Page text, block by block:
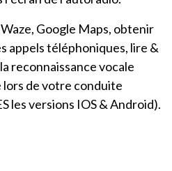
Google Maps, obtenir
appels téléphoniques, lire &
reconnaissance vocale
de votre conduite
les versions IOS & Android).